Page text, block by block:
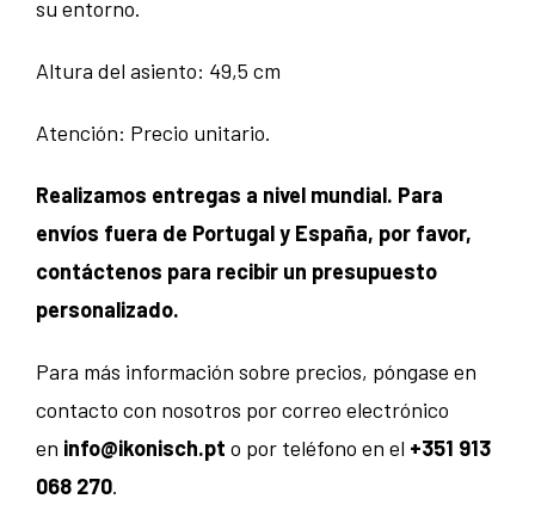
su entorno.
Altura del asiento: 49,5 cm
Atención: Precio unitario.
Realizamos entregas a nivel mundial. Para
envíos fuera de Portugal y España, por favor,
contáctenos para recibir un presupuesto
personalizado.
Para más información sobre precios, póngase en
contacto con nosotros por correo electrónico
en info@ikonisch.pt o por teléfono en el +351 913
068 270.